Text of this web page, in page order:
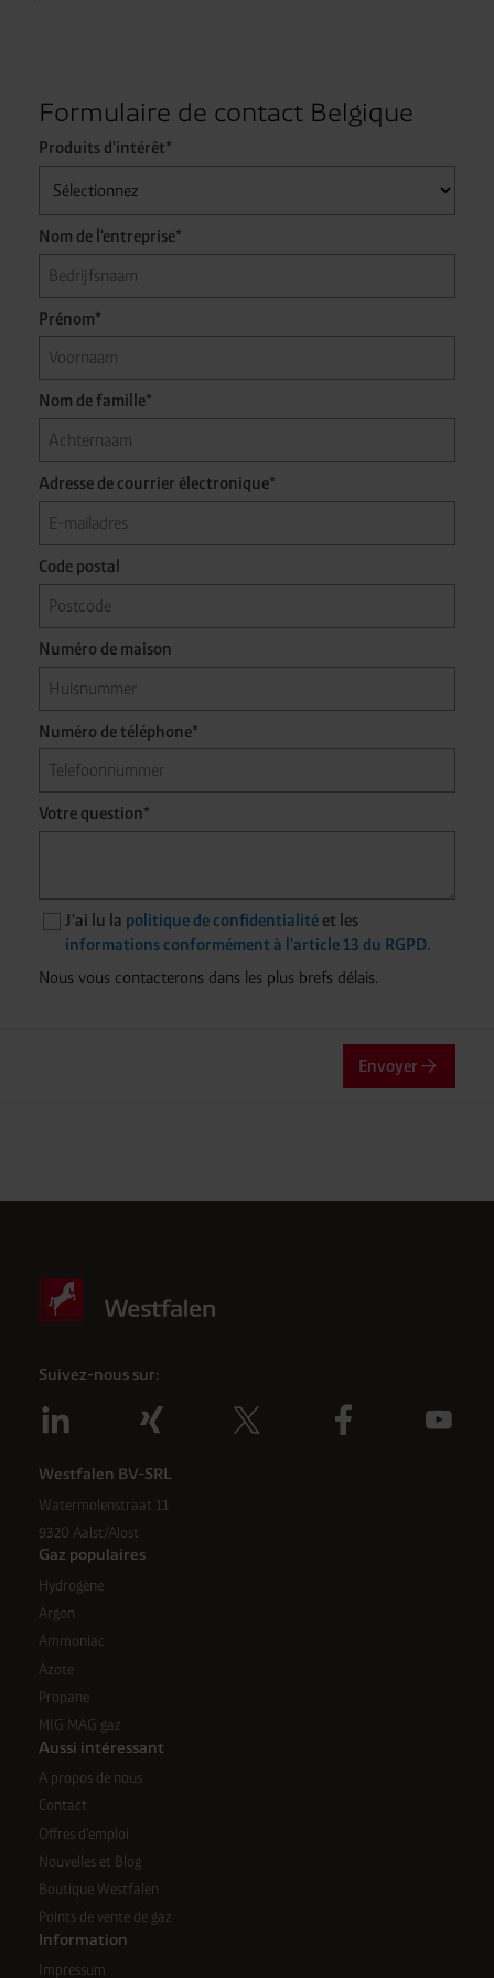
cookies facultatifs en cliquant sur « Rejeter les cookies
Formulaire de contact Belgique
Produits d'intérêt*
Nom de l'entreprise*
Prénom*
Nom de famille*
Adresse de courrier électronique*
Code postal
Numéro de maison
Numéro de téléphone*
Votre question*
J'ai lu la politique de confidentialitéet les
informations conformément à l'article 13 du RGPD.
Nous vous contacterons dans les plus brefs délais.
Envoyer
Suivez-nous sur:
Westfalen BV-SRL
Watermolenstraat 11
9320 Aalst/Alost
Gaz populaires
Hydrogène
Argon
Ammoniac
Azote
Propane
MIG MAG gaz
Aussi intéressant
A propos de nous
Contact
Offres d'emploi
Nouvelles et Blog
Boutique Westfalen
Points de vente de gaz
Information
Impressum